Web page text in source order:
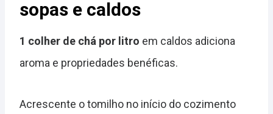
sopas e caldos
1 colher de chá por litro em caldos adiciona
aroma e propriedades benéficas.
Acrescente o tomilho no início do cozimento